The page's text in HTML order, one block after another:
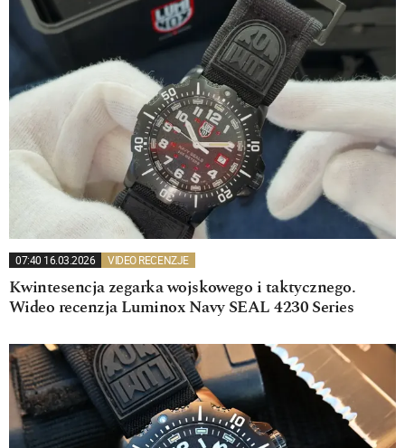
07:40 16.03.2026 VIDEO RECENZJE
Kwintesencja zegarka wojskowego i taktycznego.
Wideo recenzja Luminox Navy SEAL 4230 Series